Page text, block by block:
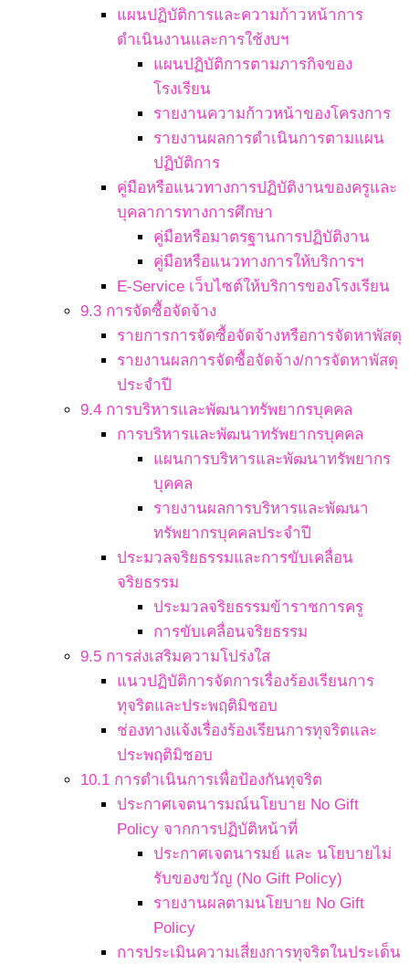
แผนปฏิบัติการและความก้าวหน้าการ
ดำเนินงานและการใช้งบฯ
แผนปฏิบัติการตามภารกิจของ
โรงเรียน
รายงานความก้าวหน้าของโครงการ
รายงานผลการดำเนินการตามแผน
ปฏิบัติการ
คู่มือหรือแนวทางการปฏิบัติงานของครูและ
บุคลาการทางการศึกษา
คู่มือหรือมาตรฐานการปฏิบัติงาน
คู่มือหรือแนวทางการให้บริการฯ
E-Service เว็บไซต์ให้บริการของโรงเรียน
9.3 การจัดซื้อจัดจ้าง
รายการการจัดซื้อจัดจ้างหรือการจัดหาพัสดุ
รายงานผลการจัดซื้อจัดจ้าง/การจัดหาพัสดุ
ประจำปี
9.4 การบริหารและพัฒนาทรัพยากรบุคคล
การบริหารและพัฒนาทรัพยากรบุคคล
แผนการบริหารและพัฒนาทรัพยากร
บุคคล
รายงานผลการบริหารและพัฒนา
ทรัพยากรบุคคลประจำปี
ประมวลจริยธรรมและการขับเคลื่อน
จริยธรรม
ประมวลจริยธรรมข้าราชการครู
การขับเคลื่อนจริยธรรม
9.5 การส่งเสริมความโปร่งใส
แนวปฏิบัติการจัดการเรื่องร้องเรียนการ
ทุจริตและประพฤติมิชอบ
ช่องทางแจ้งเรื่องร้องเรียนการทุจริตและ
ประพฤติมิชอบ
10.1 การดำเนินการเพื่อป้องกันทุจริต
ประกาศเจตนารมณ์นโยบาย No Gift
Policy จากการปฏิบัติหน้าที่
ประกาศเจตนารมย์ และ นโยบายไม่
รับของขวัญ (No Gift Policy)
รายงานผลตามนโยบาย No Gift
Policy
การประเมินความเสี่ยงการทุจริตในประเด็น